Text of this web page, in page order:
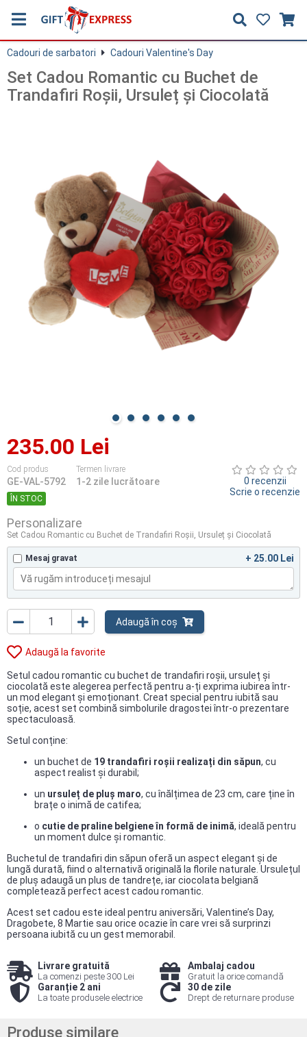
Cadouri de sarbatori Cadouri Valentine's Day
Set Cadou Romantic cu Buchet de
Trandafiri Roșii, Ursuleț și Ciocolată
235.00 Lei
Cod produs
GE-VAL-5792
Termen livrare
1-2 zile lucrătoare
ÎN STOC
0 recenzii
Scrie o recenzie
Personalizare
Set Cadou Romantic cu Buchet de Trandafiri Roșii, Ursuleț și Ciocolată
Mesaj gravat + 25.00 Lei
Adaugă în coș
Adaugă la favorite
Setul cadou romantic cu buchet de trandafiri roșii, ursuleț și
ciocolată este alegerea perfectă pentru a-ți exprima iubirea într-
un mod elegant și emoționant. Creat special pentru iubită sau
soție, acest set combină simbolurile dragostei într-o prezentare
spectaculoasă.
Setul conține:
un buchet de 19 trandafiri roșii realizați din săpun, cu
aspect realist și durabil;
un ursuleț de pluș maro, cu înălțimea de 23 cm, care ține în
brațe o inimă de catifea;
o cutie de praline belgiene în formă de inimă, ideală pentru
un moment dulce și romantic.
Buchetul de trandafiri din săpun oferă un aspect elegant și de
lungă durată, fiind o alternativă originală la florile naturale. Ursulețul
de pluș adaugă un plus de tandrețe, iar ciocolata belgiană
completează perfect acest cadou romantic.
Acest set cadou este ideal pentru aniversări, Valentine’s Day,
Dragobete, 8 Martie sau orice ocazie în care vrei să surprinzi
persoana iubită cu un gest memorabil.
Livrare gratuită
La comenzi peste 300 Lei
Ambalaj cadou
Gratuit la orice comandă
Garanție 2 ani
La toate produsele electrice
30 de zile
Drept de returnare produse
Produse similare